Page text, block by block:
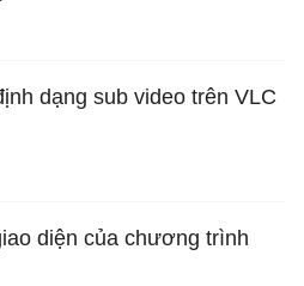
dạng sub video trên VLC
diện của chương trình